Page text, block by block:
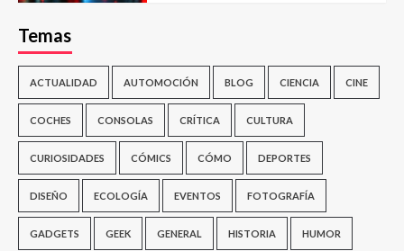
Temas
ACTUALIDAD AUTOMOCIÓN BLOG CIENCIA CINE
COCHES CONSOLAS CRÍTICA CULTURA
CURIOSIDADES CÓMICS CÓMO DEPORTES
DISEÑO ECOLOGÍA EVENTOS FOTOGRAFÍA
GADGETS GEEK GENERAL HISTORIA HUMOR